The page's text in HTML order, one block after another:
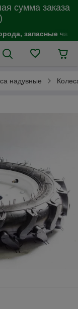
сумма заказа
запасные
надувные